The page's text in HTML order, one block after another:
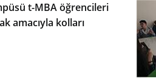
t-MBA öğrencileri
amacıyla kolları